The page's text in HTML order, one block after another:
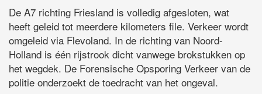
De A7 richting Friesland is volledig afgesloten, wat
heeft geleid tot meerdere kilometers file. Verkeer wordt
omgeleid via Flevoland. In de richting van Noord-
Holland is één rijstrook dicht vanwege brokstukken op
het wegdek. De Forensische Opsporing Verkeer van de
politie onderzoekt de toedracht van het ongeval.